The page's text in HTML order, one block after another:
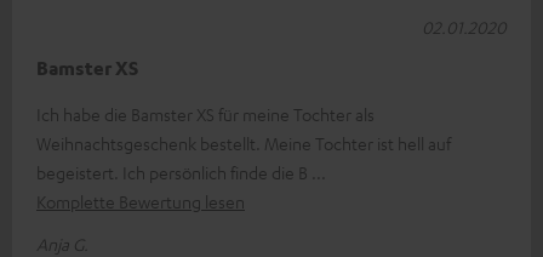
Bamster XS
Ich habe die Bamster XS für meine Tochter als
Weihnachtsgeschenk bestellt. Meine Tochter ist hell auf
begeistert. Ich persönlich finde die B
Komplette Bewertung lesen
Anja G.
02.01.2020